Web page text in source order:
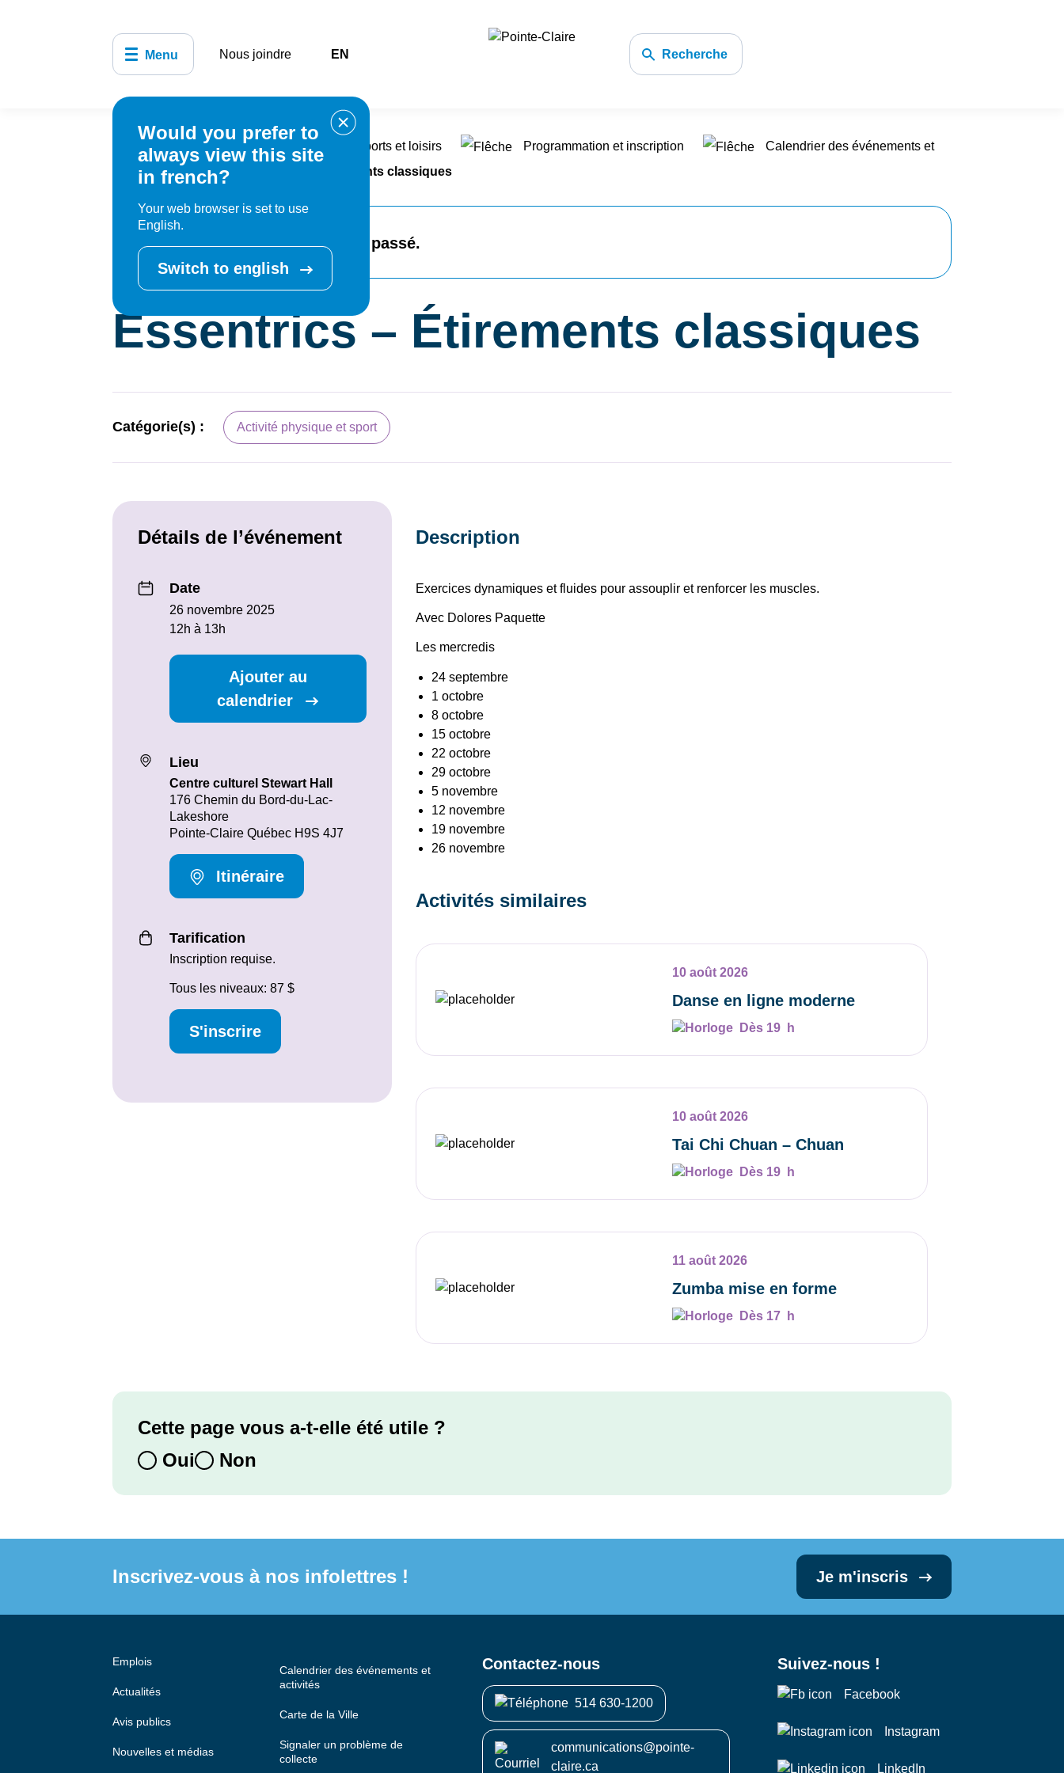
Menu Nous joindre EN Recherche
Would you prefer to
always view this site
in french?
Your web browser is set to use
English.
Switch to english
Accueil Bibliothèque, culture, sports et loisirs Programmation et inscription
Calendrier des événements et
activités
Essentrics – Étirements classiques
Cet événement est passé.
Essentrics – Étirements classiques
Catégorie(s) : Activité physique et sport
Détails de l’événement
Date
26 novembre 2025
12h à 13h
Ajouter au
calendrier
Lieu
Centre culturel Stewart Hall
176 Chemin du Bord-du-Lac-
Lakeshore
Pointe-Claire Québec H9S 4J7
Itinéraire
Tarification
Inscription requise.
Tous les niveaux: 87 $
S'inscrire
Description
Exercices dynamiques et fluides pour assouplir et renforcer les muscles.
Avec Dolores Paquette
Les mercredis
24 septembre
1 octobre
8 octobre
15 octobre
22 octobre
29 octobre
5 novembre
12 novembre
19 novembre
26 novembre
Activités similaires
10 août 2026
Danse en ligne moderne
Dès 19 h
10 août 2026
Tai Chi Chuan – Chuan
Dès 19 h
11 août 2026
Zumba mise en forme
Dès 17 h
Cette page vous a-t-elle été utile ?
Oui
Non
Inscrivez-vous à nos infolettres ! Je m'inscris
Emplois
Actualités
Avis publics
Nouvelles et médias
Calendrier des événements et
activités
Carte de la Ville
Signaler un problème de
collecte
Contactez-nous
514 630-1200
communications@pointe-
claire.ca
Suivez-nous !
Facebook
Instagram
LinkedIn